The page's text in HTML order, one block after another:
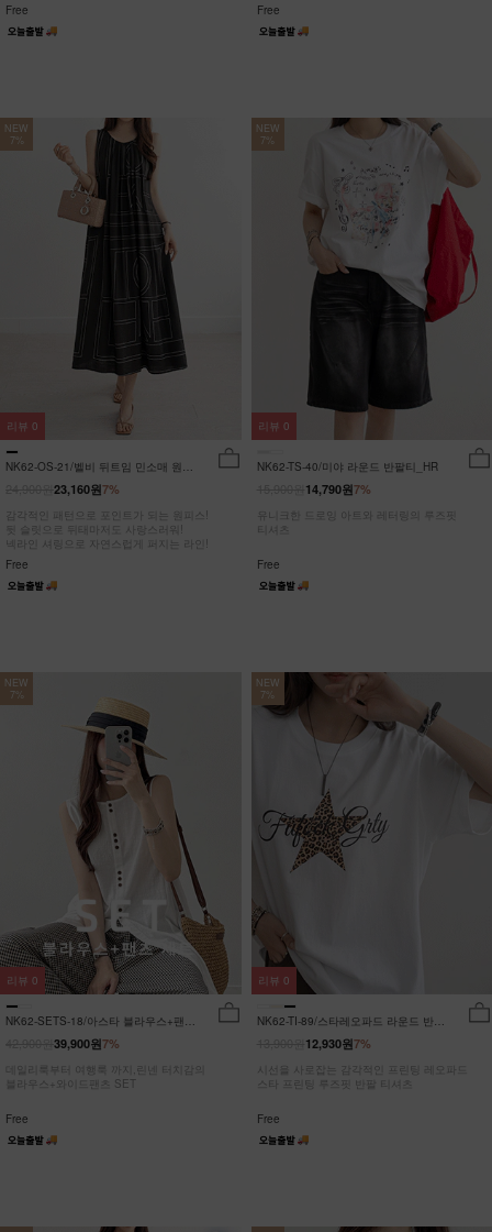
Free
Free
NEW
7%
NK62-OS-21/벨비 뒤트임 민소매 원피
7%
23,160원
감각적인 패턴으로 포인트가 되는 원피스!
뒷 슬릿으로 뒤태마저도 사랑스러워!
넥라인 셔링으로 자연스럽게 퍼지는 라인!
Free
리뷰 0
NEW
7%
NK62-TS-40/미야 라운드 반팔티_HR
7%
14,790원
유니크한 드로잉 아트와 레터링의 루즈핏
티셔츠
Free
리뷰 0
NEW
7%
NK62-SETS-18/아스타 블라우스+팬츠
7%
39,900원
데일리룩부터 여행룩 까지,린넨 터치감의
블라우스+와이드팬츠 SET
Free
리뷰 0
NEW
7%
NK62-TI-89/스타레오파드 라운드 반팔
7%
12,930원
시선을 사로잡는 감각적인 프린팅 레오파드
스타 프린팅 루즈핏 반팔 티셔츠
Free
리뷰 0